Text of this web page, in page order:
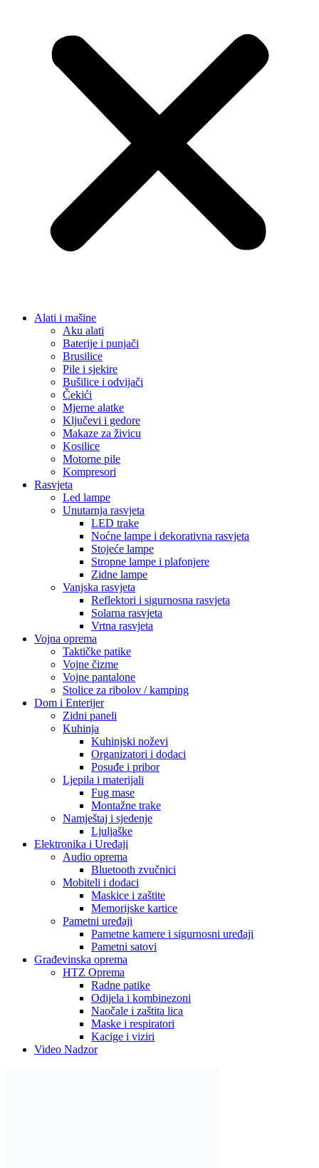
Alati i mašine
Aku alati
Baterije i punjači
Brusilice
Pile i sjekire
Bušilice i odvijači
Čekići
Mjerne alatke
Ključevi i gedore
Makaze za živicu
Kosilice
Motorne pile
Kompresori
Rasvjeta
Led lampe
Unutarnja rasvjeta
LED trake
Noćne lampe i dekorativna rasvjeta
Stojeće lampe
Stropne lampe i plafonjere
Zidne lampe
Vanjska rasvjeta
Reflektori i sigurnosna rasvjeta
Solarna rasvjeta
Vrtna rasvjeta
Vojna oprema
Taktičke patike
Vojne čizme
Vojne pantalone
Stolice za ribolov / kamping
Dom i Enterijer
Zidni paneli
Kuhinja
Kuhinjski noževi
Organizatori i dodaci
Posuđe i pribor
Ljepila i materijali
Fug mase
Montažne trake
Namještaj i sjedenje
Ljuljaške
Elektronika i Uređaji
Audio oprema
Bluetooth zvučnici
Mobiteli i dodaci
Maskice i zaštite
Memorijske kartice
Pametni uređaji
Pametne kamere i sigurnosni uređaji
Pametni satovi
Građevinska oprema
HTZ Oprema
Radne patike
Odijela i kombinezoni
Naočale i zaštita lica
Maske i respiratori
Kacige i viziri
Video Nadzor